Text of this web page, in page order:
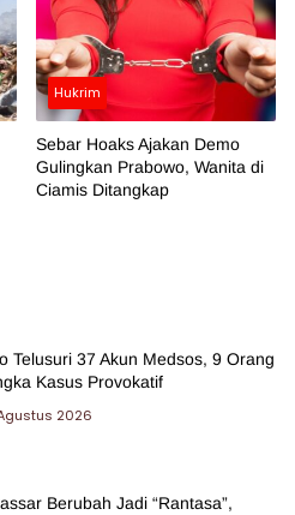
Hukrim
Sebar Hoaks Ajakan Demo
Gulingkan Prabowo, Wanita di
Ciamis Ditangkap
Telusuri 37 Akun Medsos, 9 Orang
Kasus Provokatif
2026
Berubah Jadi “Rantasa”,